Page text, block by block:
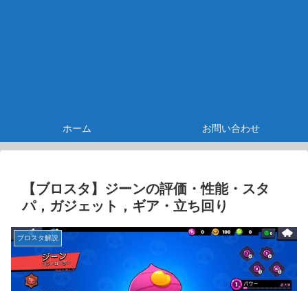
ホーム お問い合わせ
【ブロスタ】ジーンの評価・性能・スタ
パ，ガジェット，ギア・立ち回り
ブロスタ解説